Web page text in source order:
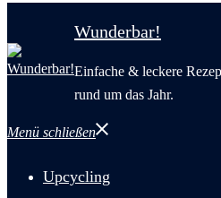
Wunderbar!
Einfache & leckere
rund um das Jahr.
Menü schließen
Upcycling